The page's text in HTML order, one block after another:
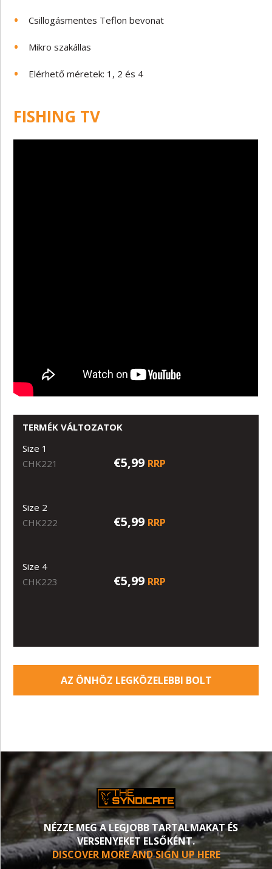
Csillogásmentes Teflon bevonat
Mikro szakállas
Elérhető méretek: 1, 2 és 4
FISHING TV
TERMÉK VÁLTOZATOK
Size 1
CHK221
€5,99 RRP
Size 2
CHK222
€5,99 RRP
Size 4
CHK223
€5,99 RRP
AZ ÖNHÖZ LEGKÖZELEBBI BOLT
NÉZZE MEG A LEGJOBB TARTALMAKAT ÉS
VERSENYEKET ELSŐKÉNT.
DISCOVER MORE AND SIGN UP HERE